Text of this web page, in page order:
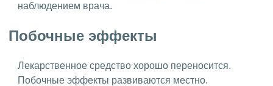
наблюдением врача.
Побочные эффекты
Лекарственное средство хорошо переносится.
Побочные эффекты развиваются местно.